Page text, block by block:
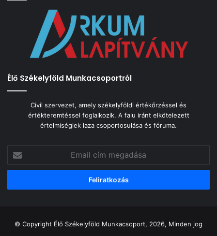
Élő Székelyföld Munkacsoportról
Civil szervezet, amely székelyföldi értékőrzéssel és
értékteremtéssel foglalkozik. A falu iránt elkötelezett
értelmiségiek laza csoportosulása és fóruma.
cím
megadása
© Copyright Élő Székelyföld Munkacsoport, 2026, Minden jog